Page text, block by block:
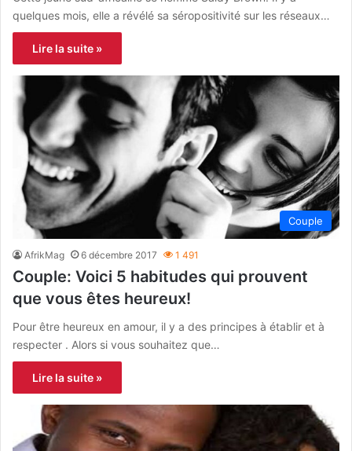
quelques mois, elle a révélé sa séropositivité sur les réseaux…
Lire la suite »
Couple
AfrikMag 6 décembre 2017 1 491
Couple: Voici 5 habitudes qui prouvent
que vous êtes heureux!
Pour être heureux en amour, il y a des principes à établir et à
respecter . Alors si vous souhaitez que…
Lire la suite »